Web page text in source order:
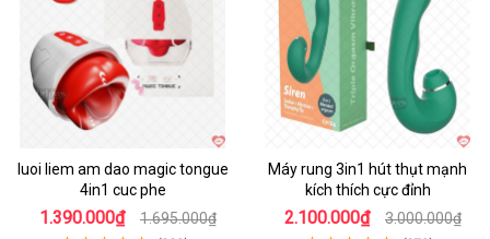
luoi liem am dao magic tongue
4in1 cuc phe
1.390.000₫ 1.695.000₫
Máy rung 3in1 hút thụt mạnh
kích thích cực đỉnh
2.100.000₫ 3.000.000₫